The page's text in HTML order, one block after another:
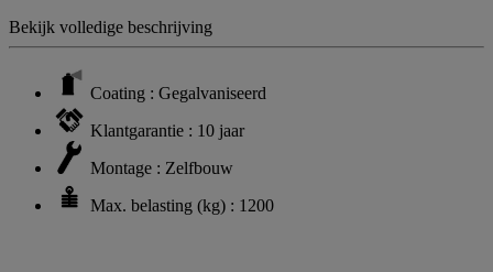
Bekijk volledige beschrijving
Coating : Gegalvaniseerd
Klantgarantie : 10 jaar
Montage : Zelfbouw
Max. belasting (kg) : 1200